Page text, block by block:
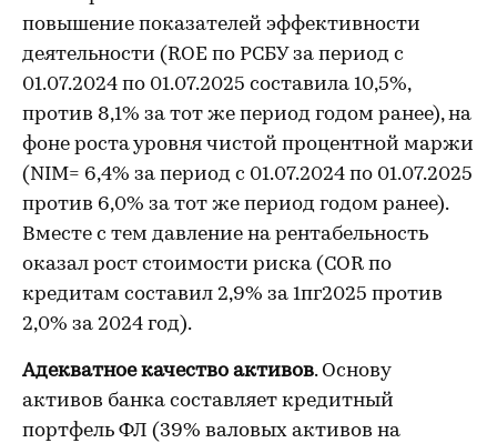
повышение показателей эффективности
деятельности (ROE по РСБУ за период с
01.07.2024 по 01.07.2025 составила 10,5%,
против 8,1% за тот же период годом ранее), на
фоне роста уровня чистой процентной маржи
(NIM= 6,4% за период с 01.07.2024 по 01.07.2025
против 6,0% за тот же период годом ранее).
Вместе с тем давление на рентабельность
оказал рост стоимости риска (COR по
кредитам составил 2,9% за 1пг2025 против
2,0% за 2024 год).
Адекватное качество активов. Основу
активов банка составляет кредитный
портфель ФЛ (39% валовых активов на